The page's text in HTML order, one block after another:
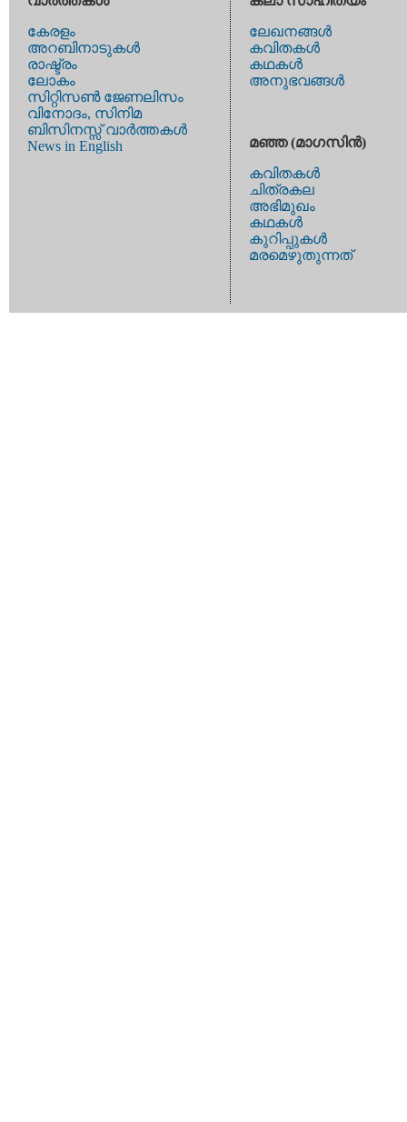
കേരളം
അറബിനാടുകള്‍
രാഷ്ട്രം
ലോകം
സിറ്റിസണ്‍ ജേണലിസം
വിനോദം, സിനിമ
ബിസിനസ്സ് വാര്‍ത്തകള്‍
News in English
ലേഖനങ്ങള്‍
കവിതകള്‍
കഥകള്‍
അനുഭവങ്ങള്‍
മഞ്ഞ (മാഗസിന്‍)
കവിതകള്‍
ചിത്രകല
അഭിമുഖം
കഥകള്‍
കുറിപ്പുകള്‍
മരമെഴുതുന്നത്